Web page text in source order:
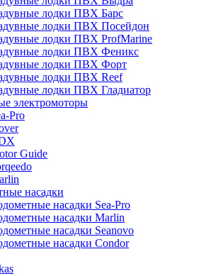
лодки ПВХ Барс
лодки ПВХ Посейдон
лодки ПВХ ProfMarine
лодки ПВХ Феникс
лодки ПВХ Форт
лодки ПВХ Reef
лодки ПВХ Гладиатор
электромоторы
Pro
Guide
насадки
насадки Sea-Pro
насадки Marlin
насадки Seanovo
насадки Condor